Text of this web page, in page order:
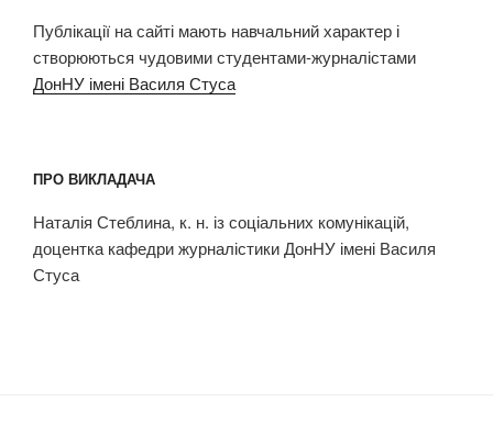
Публікації на сайті мають навчальний характер і
створюються чудовими студентами-журналістами
ДонНУ імені Василя Стуса
ПРО ВИКЛАДАЧА
Наталія Стеблина, к. н. із соціальних комунікацій,
доцентка кафедри журналістики ДонНУ імені Василя
Стуса